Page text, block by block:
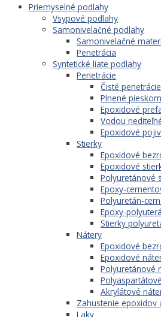
Priemyselné podlahy
Vsypové podlahy
Samonivelačné podlahy
Samonivelačné
Penetrácia
Syntetické liate podlahy
Penetrácie
Čisté penetrácie
Plnené pieskom
Epoxidové
Vodou
Epoxidové
Stierky
Epoxidové
Epoxidové
Polyuretánové
Epoxy-
Polyuretán-
Epoxy-
Stierky
Nátery
Epoxidové
Epoxidové
Polyuretánové
Akrylátové
Zahustenie epoxidov
Laky